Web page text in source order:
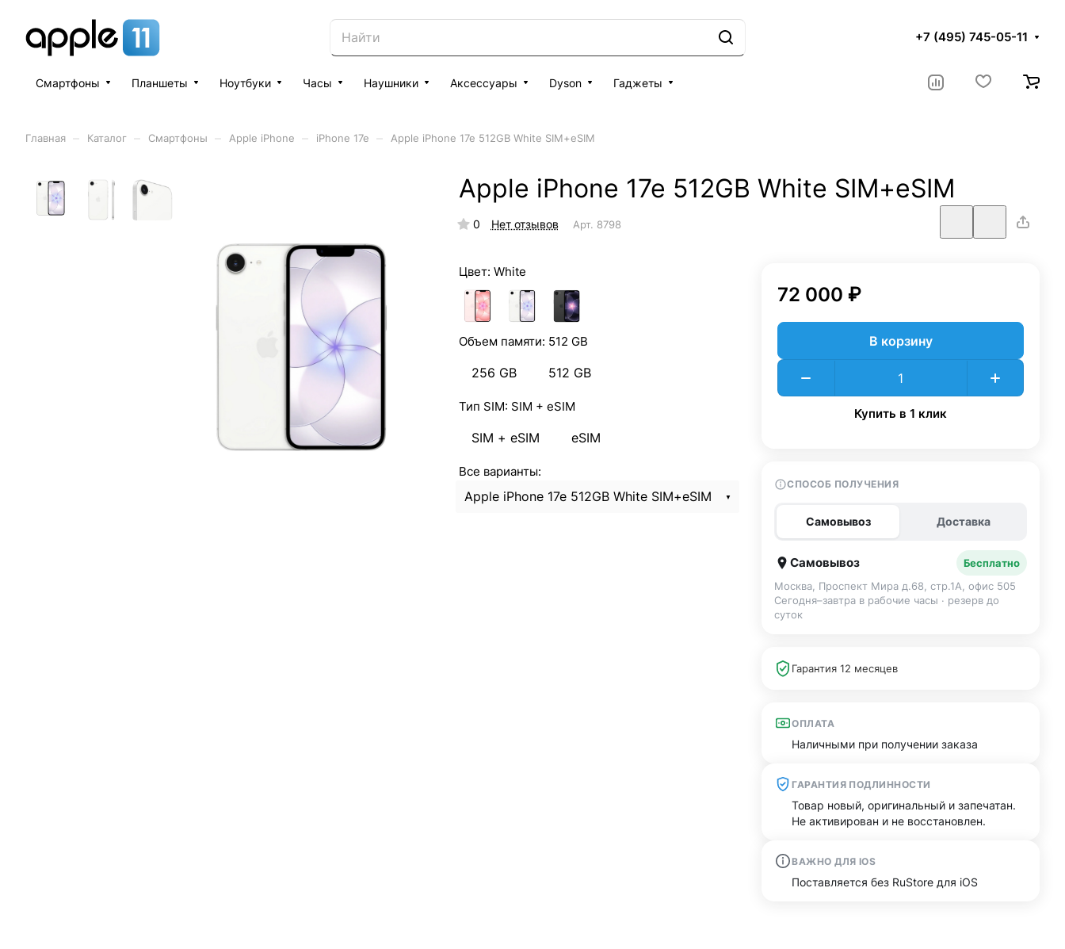
+7 (495) 745-05-11
Смартфоны Планшеты Ноутбуки Часы Наушники Аксессуары Dyson Гаджеты
Главная Каталог Смартфоны Apple iPhone iPhone 17e Apple iPhone 17e 512GB White SIM+eSIM
Apple iPhone 17e 512GB White SIM+eSIM
0 Нет отзывов Арт. 8798
Цвет: White
Объем памяти: 512 GB
256 GB 512 GB
Тип SIM: SIM + eSIM
SIM + eSIM eSIM
Все варианты:
Apple iPhone 17e 512GB White SIM+eSIM
72 000 ₽
В корзину
Купить в 1 клик
СПОСОБ ПОЛУЧЕНИЯ
Самовывоз Доставка
Самовывоз
Бесплатно
Москва, Проспект Мира д.68, стр.1А, офис 505
Сегодня–завтра в рабочие часы · резерв до
суток
Гарантия 12 месяцев
ОПЛАТА
Наличными при получении заказа
ГАРАНТИЯ ПОДЛИННОСТИ
Товар новый, оригинальный и запечатан.
Не активирован и не восстановлен.
ВАЖНО ДЛЯ IOS
Поставляется без RuStore для iOS